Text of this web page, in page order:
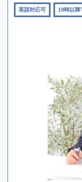
英語対応可 19時以降